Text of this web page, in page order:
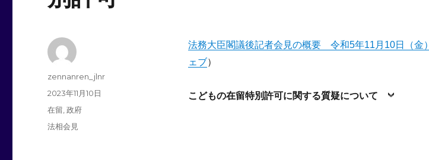
法務大臣閣議後記者会見の概要 令和5年11月10日（金）
ェブ）
こどもの在留特別許可に関する質疑について
投
zennanren_jlnr
投
稿
2023年11月10日
カ
テ
在留 ,政府
タ
法相会見